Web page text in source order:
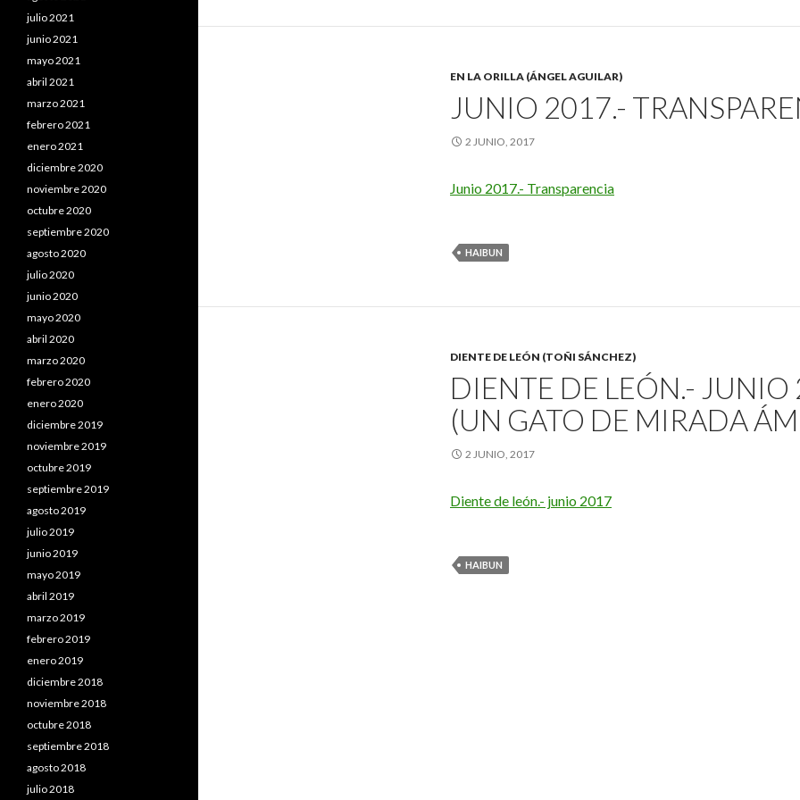
EN LA ORILLA (ÁNGEL AGUILAR)
JUNIO 2017.-
2 JUNIO, 2017
Junio 2017.- Transparencia
HAIBUN
DIENTE DE LEÓN (TOÑI SÁNCHEZ)
DIENTE DE LEÓN.-
(UN GATO DE MIRADA
2 JUNIO, 2017
Diente de león.- junio 2017
HAIBUN
julio 2021
junio 2021
mayo 2021
abril 2021
marzo 2021
febrero 2021
enero 2021
diciembre 2020
noviembre 2020
octubre 2020
septiembre 2020
agosto 2020
julio 2020
junio 2020
mayo 2020
abril 2020
marzo 2020
febrero 2020
enero 2020
diciembre 2019
noviembre 2019
octubre 2019
septiembre 2019
agosto 2019
julio 2019
junio 2019
mayo 2019
abril 2019
marzo 2019
febrero 2019
enero 2019
diciembre 2018
noviembre 2018
octubre 2018
septiembre 2018
agosto 2018
julio 2018